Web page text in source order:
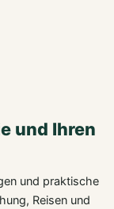
und Ihren
und praktische
Reisen und